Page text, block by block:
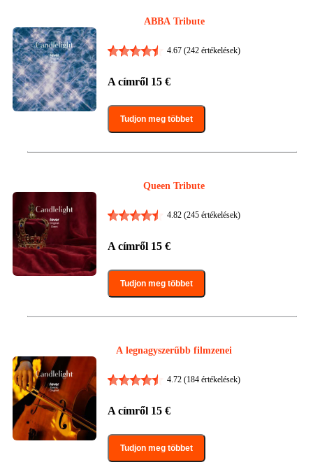
ABBA Tribute
4.67 (242 értékelések)
A címről 15 €
Tudjon meg többet
Queen Tribute
4.82 (245 értékelések)
A címről 15 €
Tudjon meg többet
A legnagyszerűbb filmzenei
4.72 (184 értékelések)
A címről 15 €
Tudjon meg többet